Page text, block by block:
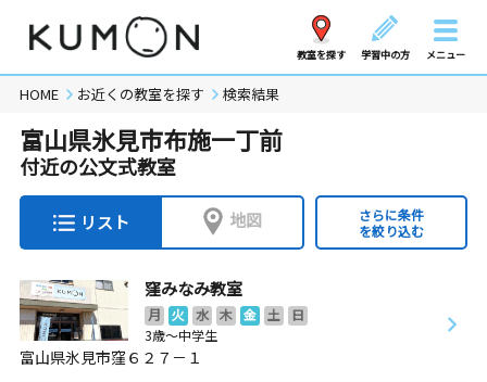
教室を探す 学習中の方 メニュー
HOME お近くの教室を探す 検索結果
富山県氷見市布施一丁前
付近の公文式教室
リスト 地図
さらに条件
を絞り込む
窪みなみ教室
月 火 水 木 金 土
日
3歳～中学生
富山県氷見市窪６２７－１